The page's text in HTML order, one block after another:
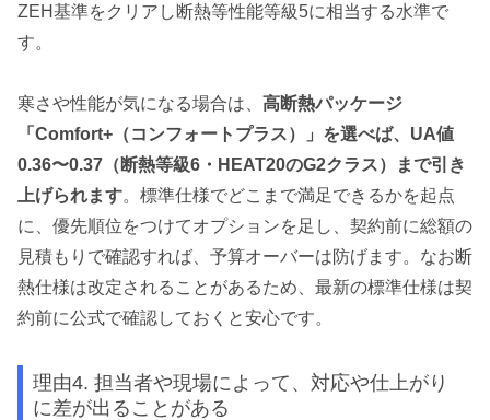
ZEH基準をクリアし断熱等性能等級5に相当する水準で
す。
寒さや性能が気になる場合は、 高断熱パッケージ
「Comfort+（コンフォートプラス）」を選べば、UA値
0.36〜0.37（断熱等級6・HEAT20のG2クラス）まで引き
上げられます。標準仕様でどこまで満足できるかを起点
に、優先順位をつけてオプションを足し、契約前に総額の
見積もりで確認すれば、予算オーバーは防げます。なお断
熱仕様は改定されることがあるため、最新の標準仕様は契
約前に公式で確認しておくと安心です。
理由4. 担当者や現場によって、対応や仕上がり
に差が出ることがある